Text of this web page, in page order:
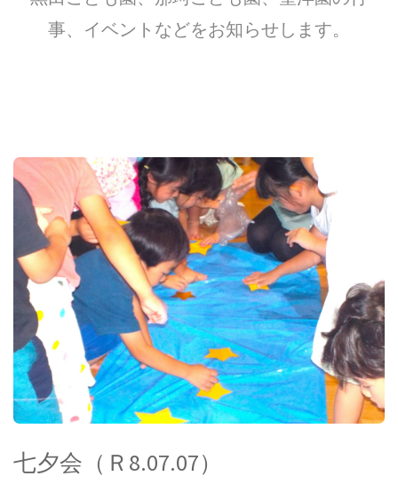
事、イベントなどをお知らせします。
七夕会（Ｒ8.07.07）